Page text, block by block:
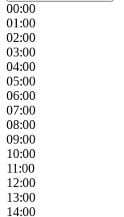
00:00
01:00
02:00
03:00
04:00
05:00
06:00
07:00
08:00
09:00
10:00
11:00
12:00
13:00
14:00